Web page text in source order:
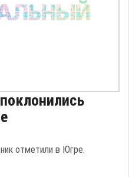
отметили в Югре.